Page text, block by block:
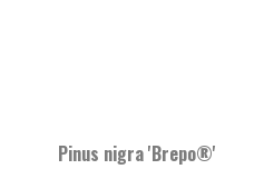
Pinus nigra 'Brepo®'